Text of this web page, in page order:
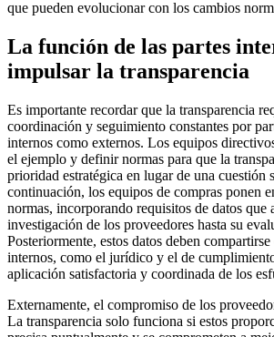
que pueden evolucionar con los cambios
La función de las partes
impulsar la transparencia
Es importante recordar que la transparencia
coordinación y seguimiento constantes por
internos como externos. Los equipos
el ejemplo y definir normas para que la
prioridad estratégica en lugar de una cuestión
continuación, los equipos de compras ponen
normas, incorporando requisitos de datos que
investigación de los proveedores hasta su
Posteriormente, estos datos deben
internos, como el jurídico y el de
aplicación satisfactoria y coordinada de los
Externamente, el compromiso de los
La transparencia solo funciona si estos